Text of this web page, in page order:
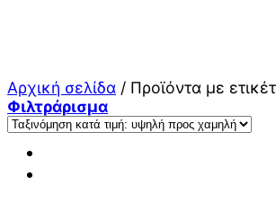
Αρχική σελίδα / Προϊόντα με
Φιλτράρισμα